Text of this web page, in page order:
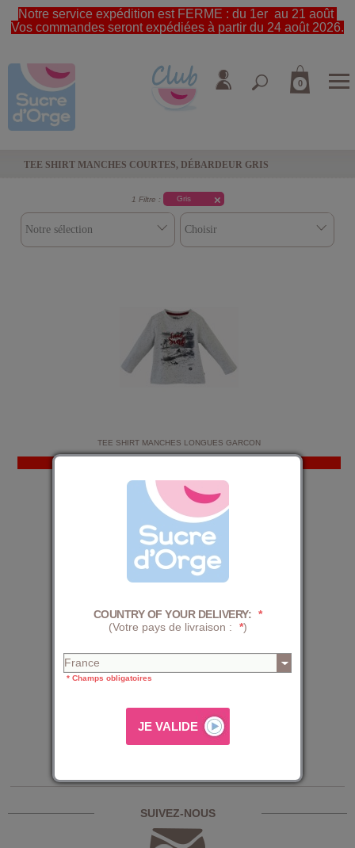
Notre service expédition est FERME : du 1er au 21 août
Vos commandes seront expédiées à partir du 24 août 2026.
0
TEE SHIRT MANCHES COURTES, DÉBARDEUR GRIS
1 Filtre : Gris
TEE SHIRT MANCHES LONGUES GARCON
17,99 € -33% 11,99 €
11,99 €
2 articles
SUIVEZ-NOUS
COUNTRY OF YOUR DELIVERY: *
(Votre pays de livraison :
*)
* Champs obligatoires